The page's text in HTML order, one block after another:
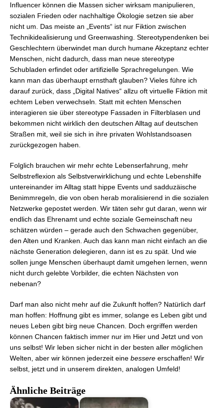
Influencer können die Massen sicher wirksam manipulieren,
sozialen Frieden oder nachhaltige Ökologie setzen sie aber
nicht um. Das meiste an „Events“ ist nur Fiktion zwischen
Technikidealisierung und Greenwashing. Stereotypendenken bei
Geschlechtern überwindet man durch humane Akzeptanz echter
Menschen, nicht dadurch, dass man neue stereotype
Schubladen erfindet oder artifizielle Sprachregelungen. Wie
kann man das überhaupt ernsthaft glauben? Vieles führe ich
darauf zurück, dass „Digital Natives“ allzu oft virtuelle Fiktion mit
echtem Leben verwechseln. Statt mit echten Menschen
interagieren sie über stereotype Fassaden in Filterblasen und
bekommen nicht wirklich den deutschen Alltag auf deutschen
Straßen mit, weil sie sich in ihre privaten Wohlstandsoasen
zurückgezogen haben.
Folglich brauchen wir mehr echte Lebenserfahrung, mehr
Selbstreflexion als Selbstverwirklichung und echte Lebenshilfe
untereinander im Alltag statt hippe Events und sadduzäische
Benimmregeln, die von oben herab moralisierend in die sozialen
Netzwerke gepostet werden. Wir täten sehr gut daran, wenn wir
endlich das Ehrenamt und echte soziale Gemeinschaft neu
schätzen würden – gerade auch den Schwachen gegenüber,
den Alten und Kranken. Auch das kann man nicht einfach an die
nächste Generation delegieren, dann ist es zu spät. Und wie
sollen junge Menschen überhaupt damit umgehen lernen, wenn
nicht durch gelebte Vorbilder, die echten Nächsten von
nebenan?
Darf man also nicht mehr auf die Zukunft hoffen? Natürlich darf
man hoffen: Hoffnung gibt es immer, solange es Leben gibt und
neues Leben gibt birg neue Chancen. Doch ergriffen werden
können Chancen faktisch immer nur im Hier und Jetzt und von
uns selbst! Wir leben sicher nicht in der besten aller möglichen
Welten, aber wir können jederzeit eine bessere erschaffen! Wir
selbst, jetzt und in unserem direkten, analogen Umfeld!
Ähnliche Beiträge